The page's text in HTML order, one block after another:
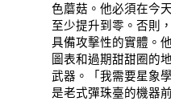
色蘑菇。他必須在今
至少提升到零。否則
具備攻擊性的實體。
圖表和過期甜甜圈的
武器。「我需要星象
是老式彈珠臺的機器